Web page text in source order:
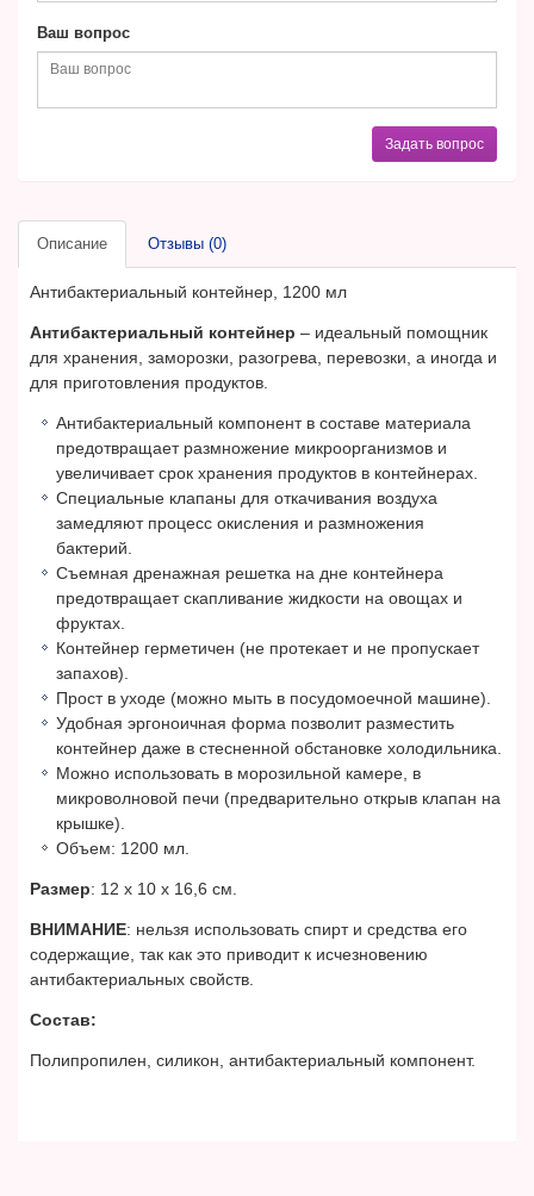
Ваш вопрос
Задать вопрос
Описание Отзывы (0)
Антибактериальный контейнер, 1200 мл
Антибактериальный контейнер – идеальный помощник
для хранения, заморозки, разогрева, перевозки, а иногда и
для приготовления продуктов.
Антибактериальный компонент в составе материала
предотвращает размножение микроорганизмов и
увеличивает срок хранения продуктов в контейнерах.
Специальные клапаны для откачивания воздуха
замедляют процесс окисления и размножения
бактерий.
Съемная дренажная решетка на дне контейнера
предотвращает скапливание жидкости на овощах и
фруктах.
Контейнер герметичен (не протекает и не пропускает
запахов).
Прост в уходе (можно мыть в посудомоечной машине).
Удобная эргоноичная форма позволит разместить
контейнер даже в стесненной обстановке холодильника.
Можно использовать в морозильной камере, в
микроволновой печи (предварительно открыв клапан на
крышке).
Объем: 1200 мл.
Размер: 12 х 10 х 16,6 см.
ВНИМАНИЕ: нельзя использовать спирт и средства его
содержащие, так как это приводит к исчезновению
антибактериальных свойств.
Состав:
Полипропилен, силикон, антибактериальный компонент.